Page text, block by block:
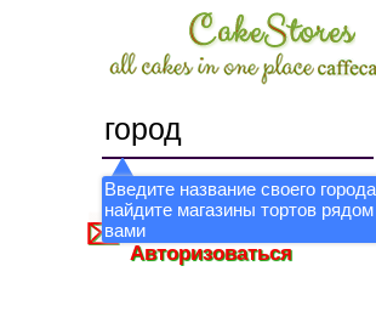
Введите название своего
найдите магазины тортов рядом
вамиСтать магазином
Авторизоваться